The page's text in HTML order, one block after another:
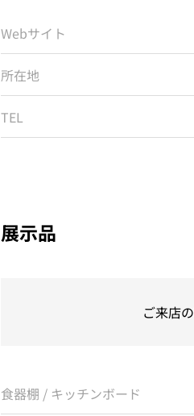
Webサイト
所在地
TEL
展示品
ご来店
食器棚 / キッチンボード